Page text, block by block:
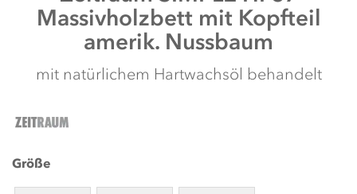
Massivholzbett mit Kopfteil
amerik. Nussbaum
mit natürlichem Hartwachsöl behandelt
Größe